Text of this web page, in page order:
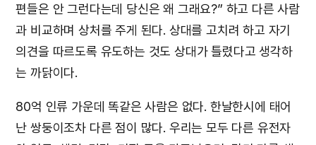
편들은 안 그런다는데 당신은 왜 그래요?” 하고 다른 사람
과 비교하며 상처를 주게 된다. 상대를 고치려 하고 자기
의견을 따르도록 유도하는 것도 상대가 틀렸다고 생각하
는 까닭이다.
80억 인류 가운데 똑같은 사람은 없다. 한날한시에 태어
난 쌍둥이조차 다른 점이 많다. 우리는 모두 다른 유전자